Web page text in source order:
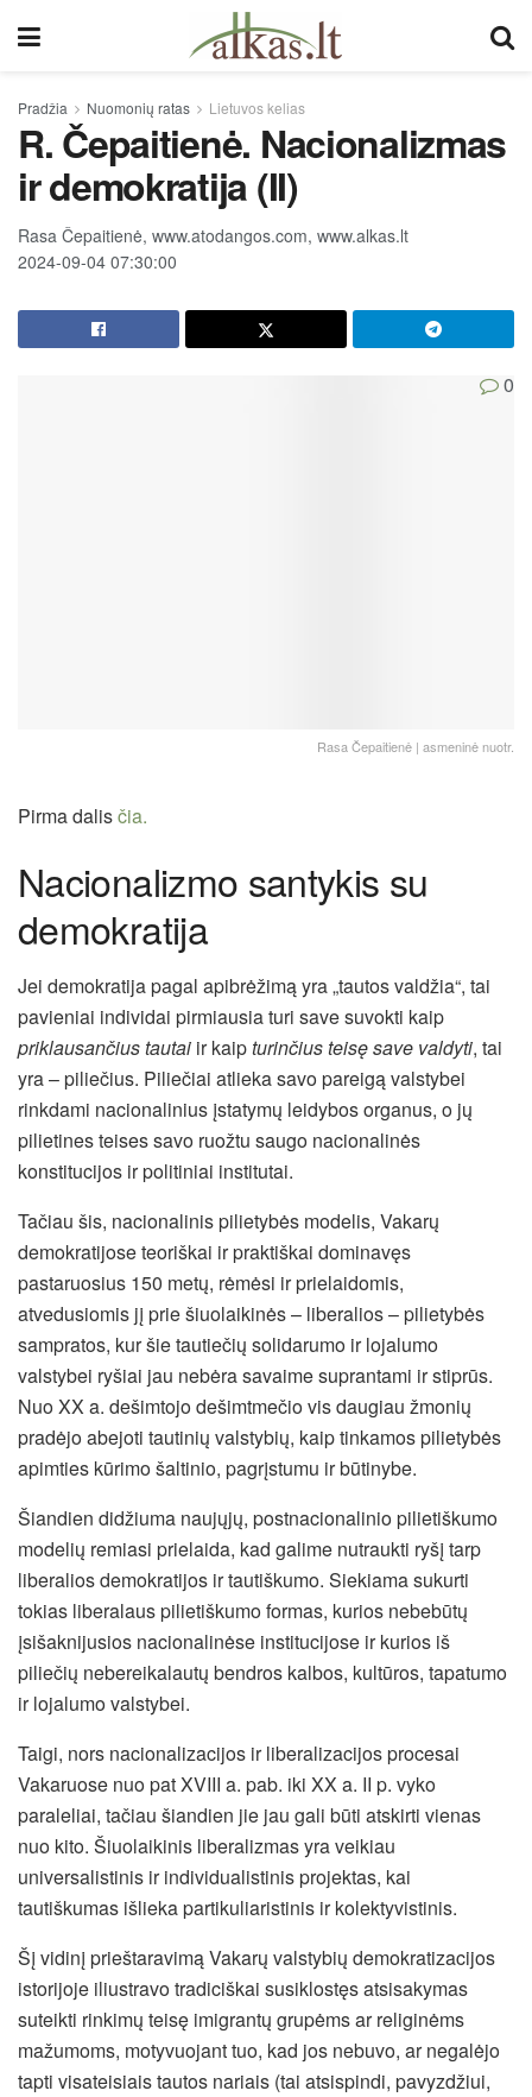
Pradžia Nuomonių ratas Lietuvos kelias
R. Čepaitienė. Nacionalizmas
ir demokratija (II)
Rasa Čepaitienė, www.atodangos.com, www.alkas.lt
2024-09-04 07:30:00
0
Rasa Čepaitienė | asmeninė nuotr.
Pirma dalisčia.
Nacionalizmo santykis su
demokratija
Jei demokratija pagal apibrėžimą yra „tautos valdžia“, tai
pavieniai individai pirmiausia turi save suvokti kaip
priklausančius tautai ir kaipturinčius teisę save valdyti, tai
yra – piliečius. Piliečiai atlieka savo pareigą valstybei
rinkdami nacionalinius įstatymų leidybos organus, o jų
pilietines teises savo ruožtu saugo nacionalinės
konstitucijos ir politiniai institutai.
Tačiau šis, nacionalinis pilietybės modelis, Vakarų
demokratijose teoriškai ir praktiškai dominavęs
pastaruosius 150 metų, rėmėsi ir prielaidomis,
atvedusiomis jį prie šiuolaikinės – liberalios – pilietybės
sampratos, kur šie tautiečių solidarumo ir lojalumo
valstybei ryšiai jau nebėra savaime suprantami ir stiprūs.
Nuo XX a. dešimtojo dešimtmečio vis daugiau žmonių
pradėjo abejoti tautinių valstybių, kaip tinkamos pilietybės
apimties kūrimo šaltinio, pagrįstumu ir būtinybe.
Šiandien didžiuma naujųjų, postnacionalinio pilietiškumo
modelių remiasi prielaida, kad galime nutraukti ryšį tarp
liberalios demokratijos ir tautiškumo. Siekiama sukurti
tokias liberalaus pilietiškumo formas, kurios nebebūtų
įsišaknijusios nacionalinėse institucijose ir kurios iš
piliečių nebereikalautų bendros kalbos, kultūros, tapatumo
ir lojalumo valstybei.
Taigi, nors nacionalizacijos ir liberalizacijos procesai
Vakaruose nuo pat XVIII a. pab. iki XX a. II p. vyko
paraleliai, tačiau šiandien jie jau gali būti atskirti vienas
nuo kito. Šiuolaikinis liberalizmas yra veikiau
universalistinis ir individualistinis projektas, kai
tautiškumas išlieka partikuliaristinis ir kolektyvistinis.
Šį vidinį prieštaravimą Vakarų valstybių demokratizacijos
istorijoje iliustravo tradiciškai susiklostęs atsisakymas
suteikti rinkimų teisę imigrantų grupėms ar religinėms
mažumoms, motyvuojant tuo, kad jos nebuvo, ar negalėjo
tapti visateisiais tautos nariais (tai atsispindi, pavyzdžiui,